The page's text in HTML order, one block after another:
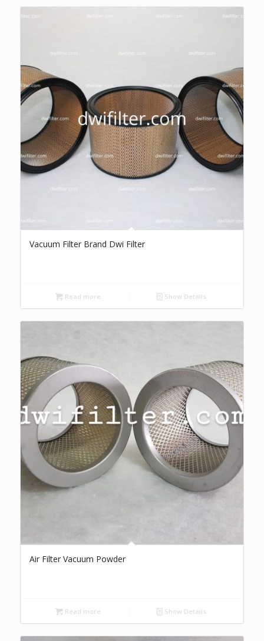
Vacuum Filter Brand Dwi Filter
Read more Show Details
Air Filter Vacuum Powder
Read more Show Details